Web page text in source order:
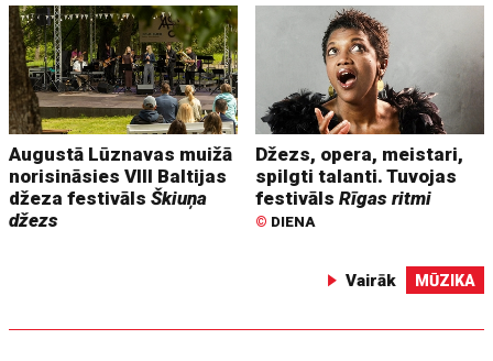
Augustā Lūznavas muižā
norisināsies VIII Baltijas
džeza festivālsŠkiuņa
džezs
Džezs, opera, meistari,
spilgti talanti. Tuvojas
festivālsRīgas ritmi
© DIENA
Vairāk MŪZIKA